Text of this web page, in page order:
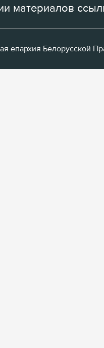
материалов
епархия Белорусской